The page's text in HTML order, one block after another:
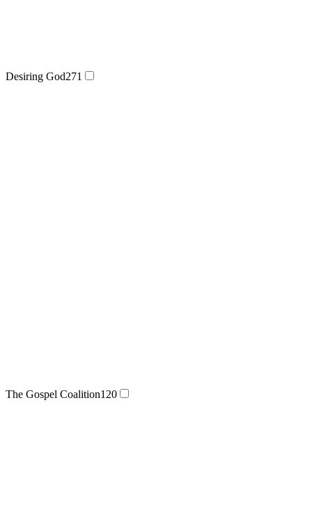
Desiring God271
The Gospel Coalition120